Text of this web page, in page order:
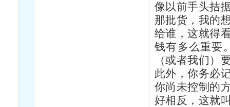
像以前手头拮
那批货，我的
给谁，这就得
钱有多么重要
（或者我们）
此外，你务必
你尚未控制的
好相反，这就